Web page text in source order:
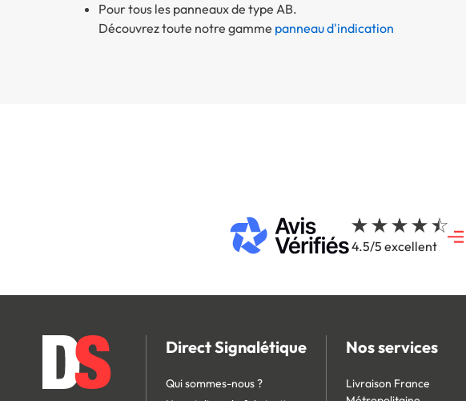
Pour tous les panneaux de type AB.
Découvrez toute notre gamme panneau d'indication
4.5/5 excellent
Direct Signalétique
Qui sommes-nous ?
Nos services
Livraison France